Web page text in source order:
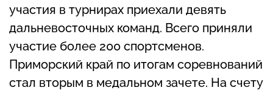
участия в турнирах приехали девять
дальневосточных команд. Всего приняли
участие более 200 спортсменов.
Приморский край по итогам соревнований
стал вторым в медальном зачете. На счету